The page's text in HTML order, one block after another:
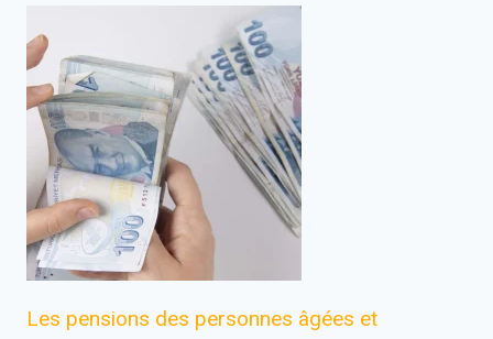
Les pensions des personnes âgées et